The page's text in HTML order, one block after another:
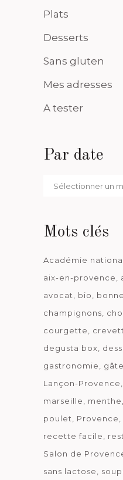
Plats
Desserts
Sans gluten
Mes adresses
A tester
Par date
Par
Mots clés
Académie
aix-en-provence
avocat
bio
champignons
courgette
degusta box
gastronomie
Lançon-Provence
marseille
menthe
poulet
Provence
recette facile
Salon de
sans lactose